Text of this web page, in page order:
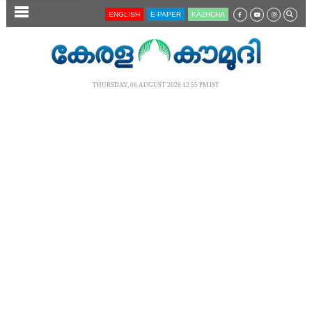
SECTIONS ENGLISH E-PAPER KĀZHCHA
THURSDAY, 06 AUGUST 2026 12.55 PM IST